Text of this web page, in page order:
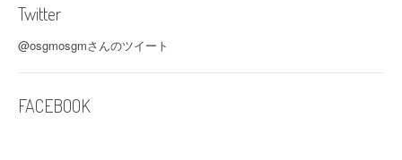
Twitter
@osgmosgmさんのツイート
FACEBOOK